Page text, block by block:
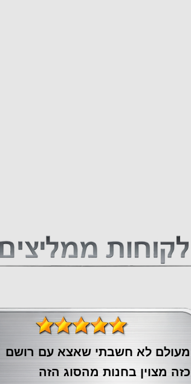
מעולם לא חשבתי שאצא עם רושם
כזה מצוין ‏בחנות מהסוג הזה